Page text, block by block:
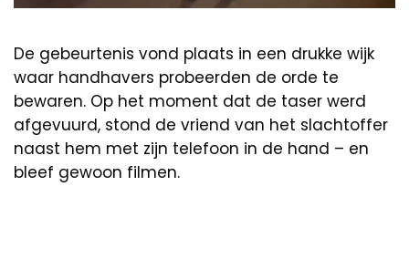
De gebeurtenis vond plaats in een drukke wijk
waar handhavers probeerden de orde te
bewaren. Op het moment dat de taser werd
afgevuurd, stond de vriend van het slachtoffer
naast hem met zijn telefoon in de hand – en
bleef gewoon filmen.